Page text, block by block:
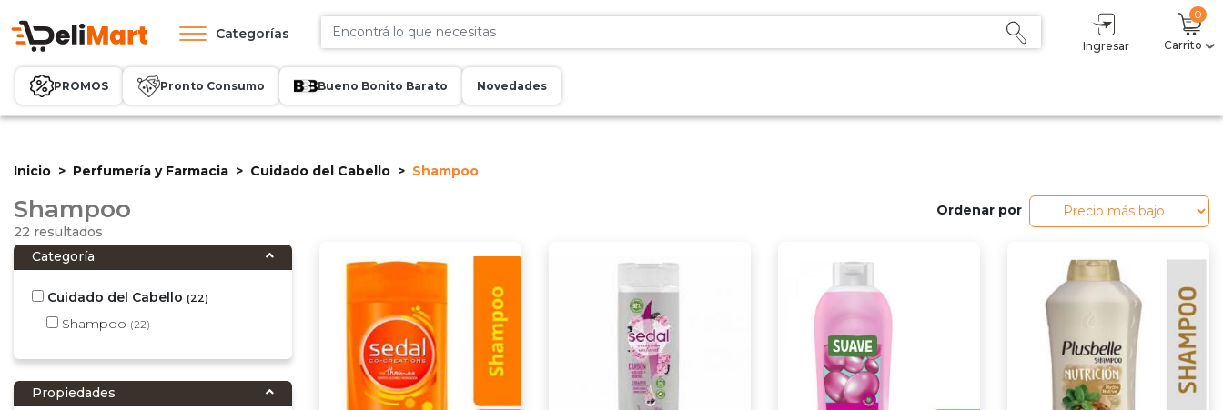
Categorías
Ingresar
0
Carrito
Subtotal
$ 0,00
0
PROMOS Pronto Consumo Bueno Bonito Barato Novedades
Inicio Perfumería y Farmacia Cuidado del Cabello Shampoo
Shampoo
22 resultados
Categoría
Cuidado del Cabello (22)
Shampoo (22)
Propiedades
Ordenar por